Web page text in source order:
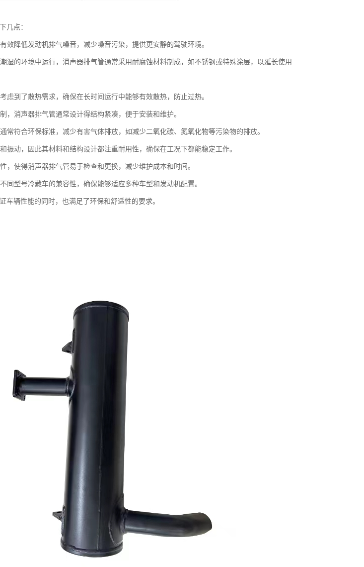
几点：
效降低发动机排气噪音，减少噪音污染，提供更安静的驾驶环境。
湿的环境中运行，消声器排气管通常采用耐腐蚀材料制成，如不锈钢或特殊涂层，以延长使用
虑到了散热需求，确保在长时间运行中能够有效散热，防止过热。
，消声器排气管通常设计得结构紧凑，便于安装和维护。
常符合环保标准，减少有害气体排放，如减少二氧化碳、氮氧化物等污染物的排放。
振动，因此其材料和结构设计都注重耐用性，确保在工况下都能稳定工作。
，使得消声器排气管易于检查和更换，减少维护成本和时间。
同型号冷藏车的兼容性，确保能够适应多种车型和发动机配置。
车辆性能的同时，也满足了环保和舒适性的要求。